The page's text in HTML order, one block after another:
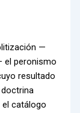
—
el peronismo
resultado
el catálogo